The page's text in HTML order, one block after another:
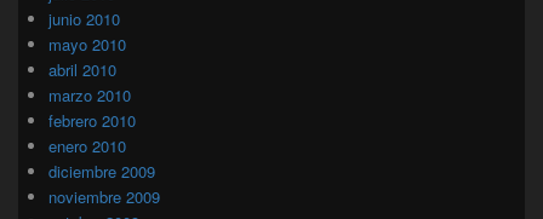
junio 2010
mayo 2010
abril 2010
marzo 2010
febrero 2010
enero 2010
diciembre 2009
noviembre 2009